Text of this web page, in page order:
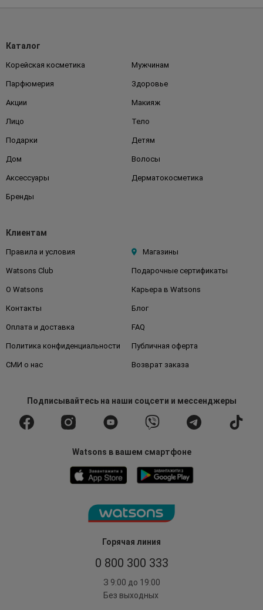
Горячая линия
0 800 300 333
З 9:00 до 19:00
Без выходных
Каталог
Корейская косметика Мужчинам
Парфюмерия Здоровье
Акции Макияж
Лицо Тело
Подарки Детям
Дом Волосы
Аксессуары Дерматокосметика
Бренды
Клиентам
Правила и условия Магазины
Watsons Club Подарочные сертификаты
О Watsons Карьера в Watsons
Контакты Блог
Оплата и доставка FAQ
Политика конфиденциальности Публичная оферта
СМИ о нас Возврат заказа
Подписывайтесьна наши соцсети и мессенджеры
Watsons в вашем смартфоне